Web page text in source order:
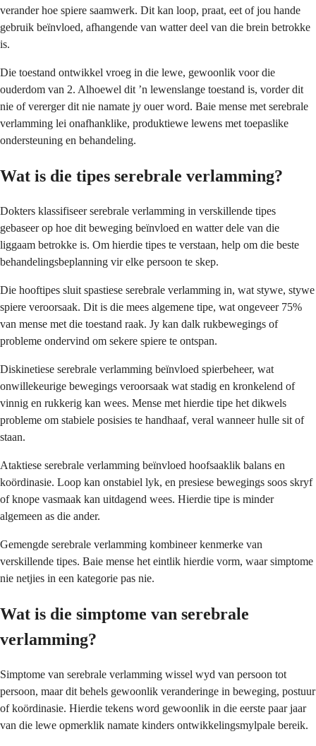
verander hoe spiere saamwerk. Dit kan loop, praat, eet of jou hande
gebruik beïnvloed, afhangende van watter deel van die brein betrokke
is.
Die toestand ontwikkel vroeg in die lewe, gewoonlik voor die
ouderdom van 2. Alhoewel dit ’n lewenslange toestand is, vorder dit
nie of vererger dit nie namate jy ouer word. Baie mense met serebrale
verlamming lei onafhanklike, produktiewe lewens met toepaslike
ondersteuning en behandeling.
Wat is die tipes serebrale verlamming?
Dokters klassifiseer serebrale verlamming in verskillende tipes
gebaseer op hoe dit beweging beïnvloed en watter dele van die
liggaam betrokke is. Om hierdie tipes te verstaan, help om die beste
behandelingsbeplanning vir elke persoon te skep.
Die hooftipes sluit spastiese serebrale verlamming in, wat stywe, stywe
spiere veroorsaak. Dit is die mees algemene tipe, wat ongeveer 75%
van mense met die toestand raak. Jy kan dalk rukbewegings of
probleme ondervind om sekere spiere te ontspan.
Diskinetiese serebrale verlamming beïnvloed spierbeheer, wat
onwillekeurige bewegings veroorsaak wat stadig en kronkelend of
vinnig en rukkerig kan wees. Mense met hierdie tipe het dikwels
probleme om stabiele posisies te handhaaf, veral wanneer hulle sit of
staan.
Ataktiese serebrale verlamming beïnvloed hoofsaaklik balans en
koördinasie. Loop kan onstabiel lyk, en presiese bewegings soos skryf
of knope vasmaak kan uitdagend wees. Hierdie tipe is minder
algemeen as die ander.
Gemengde serebrale verlamming kombineer kenmerke van
verskillende tipes. Baie mense het eintlik hierdie vorm, waar simptome
nie netjies in een kategorie pas nie.
Wat is die simptome van serebrale
verlamming?
Simptome van serebrale verlamming wissel wyd van persoon tot
persoon, maar dit behels gewoonlik veranderinge in beweging, postuur
of koördinasie. Hierdie tekens word gewoonlik in die eerste paar jaar
van die lewe opmerklik namate kinders ontwikkelingsmylpale bereik.